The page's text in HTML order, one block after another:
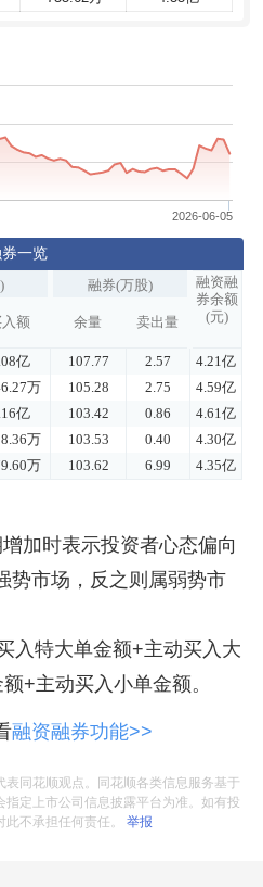
加时表示投资者心态偏向
势市场，反之则属弱势市
入特大单金额+主动买入大
+主动买入小单金额。
融资融券功能>>
表同花顺观点。同花顺各类信息服务基于
指定上市公司信息披露平台为准。如有投
此不承担任何责任。举报